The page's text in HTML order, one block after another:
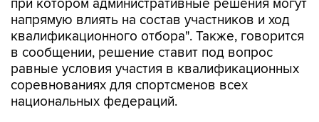
при котором административные решения могут
напрямую влиять на состав участников и ход
квалификационного отбора". Также, говорится
в сообщении, решение ставит под вопрос
равные условия участия в квалификационных
соревнованиях для спортсменов всех
национальных федераций.